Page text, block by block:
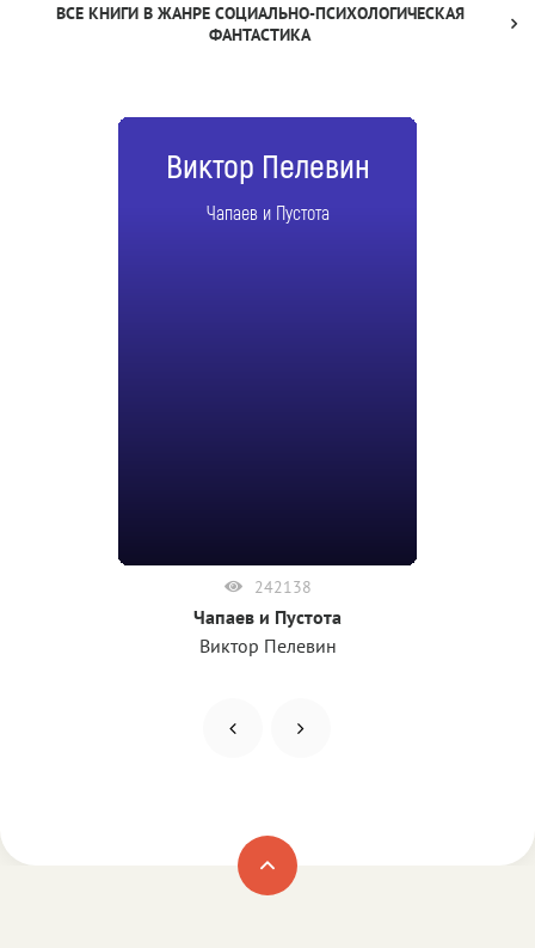
ВСЕ КНИГИ В ЖАНРЕ СОЦИАЛЬНО-ПСИХОЛОГИЧЕСКАЯ
ФАНТАСТИКА
Виктор Пелевин
Чапаев и Пустота
242138
Чапаев и Пустота
Виктор Пелевин